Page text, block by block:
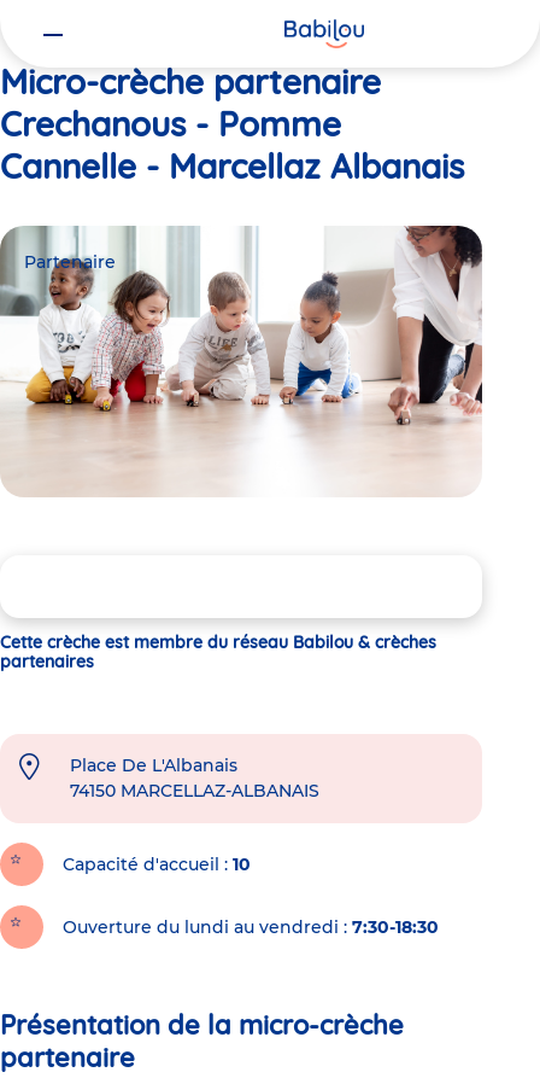
Micro-crèche partenaire
Crechanous - Pomme
Cannelle - Marcellaz Albanais
Partenaire
Cette crèche est membre du réseau Babilou & crèches
partenaires
Place De L'Albanais
74150 MARCELLAZ-ALBANAIS
Capacité d'accueil 10
Ouverture du lundi au vendredi : 7:30-18:30
Présentation de la micro-crèche
partenaire